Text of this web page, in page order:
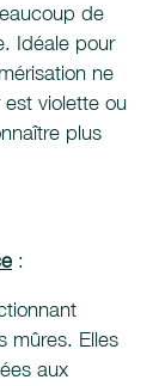
de
Idéale pour
ne
violette ou
plus
:
mûres. Elles
aux